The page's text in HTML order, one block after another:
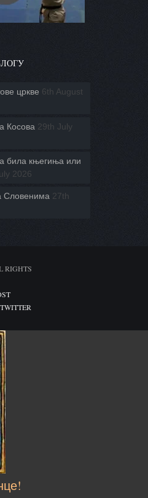
цркве 6th August
Косова 29th July
била књегиња или
2026
Словенима 27th
RIGHTS
TWITTER